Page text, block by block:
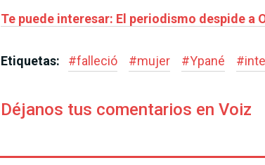
Te puede interesar: El periodismo despide a
Etiquetas: #falleció #mujer #Ypané #
Déjanos tus comentarios en Voiz